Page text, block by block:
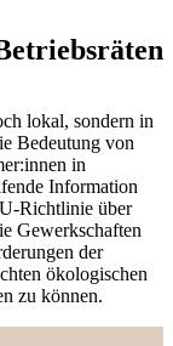
lokal, sondern in
Bedeutung von
in
Information
Richtlinie über
Gewerkschaften
der
ökologischen
zu können.